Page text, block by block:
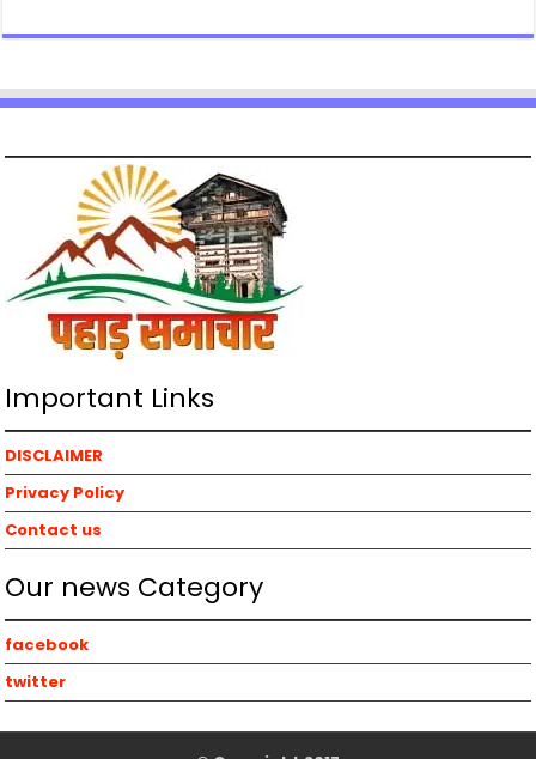
Important Links
DISCLAIMER
Privacy Policy
Contact us
Our news Category
facebook
twitter